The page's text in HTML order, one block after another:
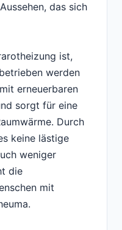
das sich
ist,
werden
erneuerbaren
sorgt für eine
Durch
keine lästige
weniger
die
mit